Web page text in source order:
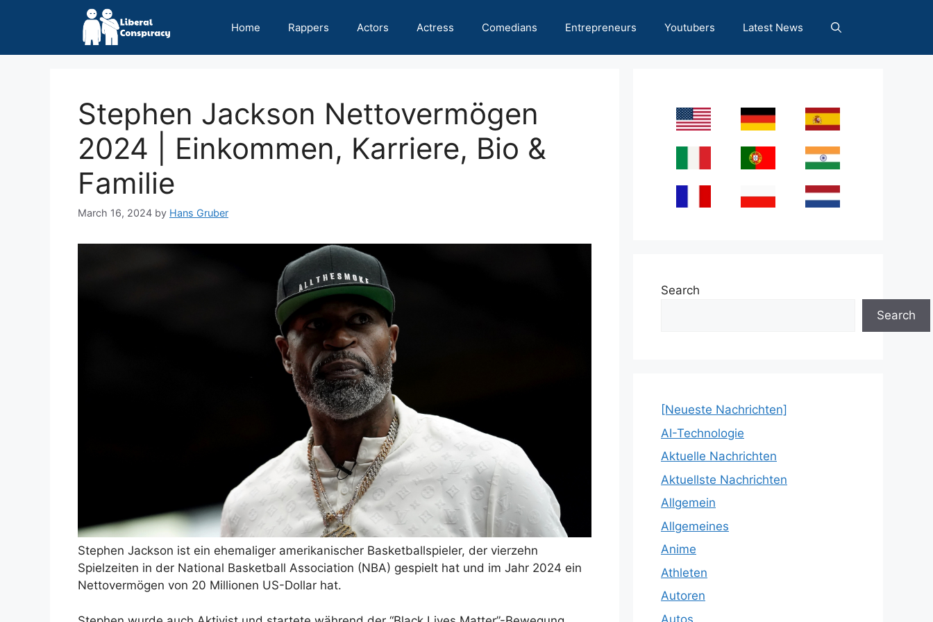
Home Rappers Actors Actress Comedians Entrepreneurs Youtubers Latest News
Stephen Jackson Nettovermögen
2024 | Einkommen, Karriere, Bio &
Familie
March 16, 2024 by Hans Gruber
Stephen Jackson ist ein ehemaliger amerikanischer Basketballspieler, der vierzehn
Spielzeiten in der National Basketball Association (NBA) gespielt hat und im Jahr 2024 ein
Nettovermögen von 20 Millionen US-Dollar hat.
Search
Search
[Neueste Nachrichten]
AI-Technologie
Aktuelle Nachrichten
Aktuellste Nachrichten
Allgemein
Allgemeines
Anime
Athleten
Autoren
Autos